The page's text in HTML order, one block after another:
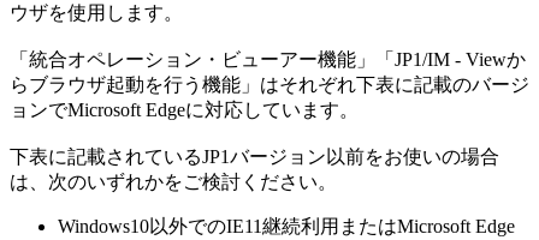
ウザを使用します。
「統合オペレーション・ビューアー機能」「JP1/IM - Viewか
らブラウザ起動を行う機能」はそれぞれ下表に記載のバージ
ョンでMicrosoft Edgeに対応しています。
下表に記載されているJP1バージョン以前をお使いの場合
は、次のいずれかをご検討ください。
Windows10以外でのIE11継続利用またはMicrosoft Edge